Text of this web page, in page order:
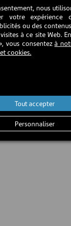
nous
votre expérience
ou des
à ce site Web.
vous consentezà
cookies.
Personnaliser
Tout accepter